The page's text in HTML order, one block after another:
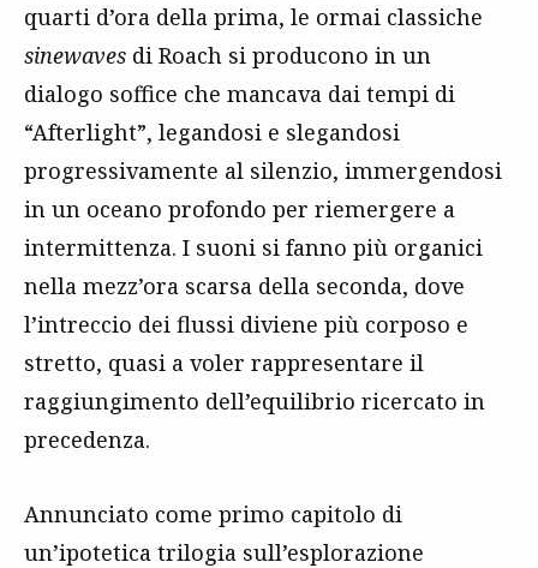
quarti d’ora della prima, le ormai classiche
sinewaves di Roach si producono in un
dialogo soffice che mancava dai tempi di
“Afterlight”, legandosi e slegandosi
progressivamente al silenzio, immergendosi
in un oceano profondo per riemergere a
intermittenza. I suoni si fanno più organici
nella mezz’ora scarsa della seconda, dove
l’intreccio dei flussi diviene più corposo e
stretto, quasi a voler rappresentare il
raggiungimento dell’equilibrio ricercato in
precedenza.
Annunciato come primo capitolo di
un’ipotetica trilogia sull’esplorazione